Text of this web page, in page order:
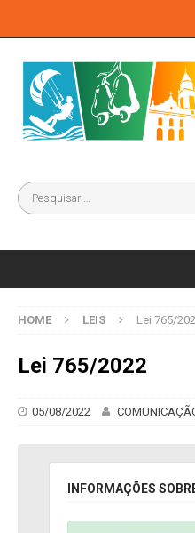
HOME LEIS Lei 765/
Lei 765/2022
05/08/2022
INFORMAÇÕES